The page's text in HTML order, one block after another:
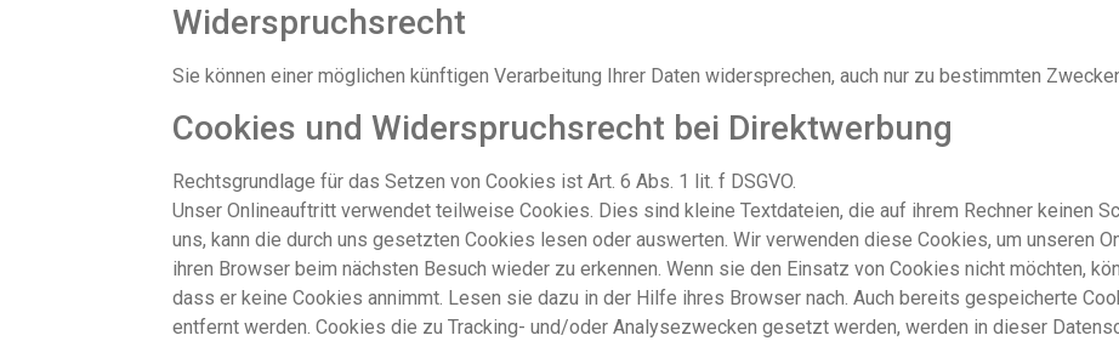
Widerspruchsrecht
Sie können einer möglichen künftigen Verarbeitung Ihrer Daten widersprechen, auch nur zu bestimmten
Cookies und Widerspruchsrecht bei Direktwerbung
Rechtsgrundlage für das Setzen von Cookies ist Art. 6 Abs. 1 lit. f DSGVO.
Unser Onlineauftritt verwendet teilweise Cookies. Dies sind kleine Textdateien, die auf ihrem Rechner keinen
uns, kann die durch uns gesetzten Cookies lesen oder auswerten. Wir verwenden diese Cookies, um unseren
ihren Browser beim nächsten Besuch wieder zu erkennen. Wenn sie den Einsatz von Cookies nicht möchten,
dass er keine Cookies annimmt. Lesen sie dazu in der Hilfe ihres Browser nach. Auch bereits gespeicherte
entfernt werden. Cookies die zu Tracking- und/oder Analysezwecken gesetzt werden, werden in dieser